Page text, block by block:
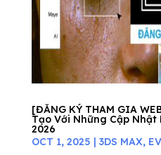
[ĐĂNG KÝ THAM GIA
Tạo Với Những Cập Nhật
2026
OCT 1, 2025 | 3DS MAX,